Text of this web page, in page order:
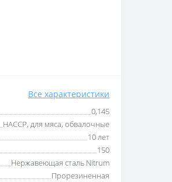
Все характеристики
0,145
HACCP, для мяса, обвалочные
10 лет
150
Нержавеющая сталь Nitrum
Прорезиненная